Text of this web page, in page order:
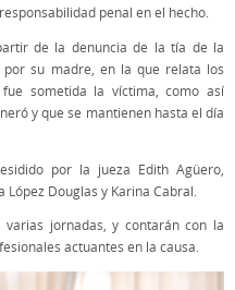
penal en el hecho.
de la denuncia de la tía de la
por su madre, en la que relata los
sometida la víctima, como así
y que se mantienen hasta el día
por la jueza Edith Agüero,
Douglas y Karina Cabral.
varias jornadas, y contarán con la
actuantes en la causa.